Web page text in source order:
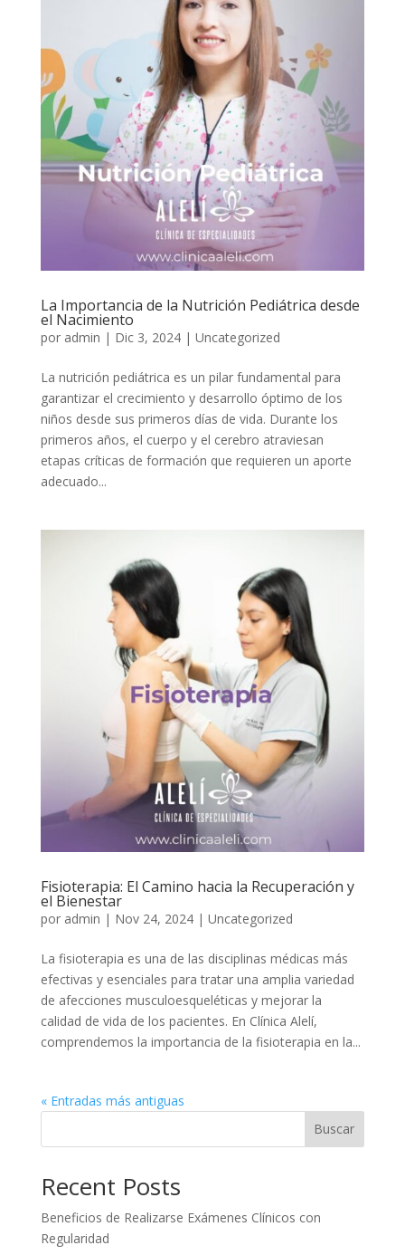
La Importancia de la Nutrición Pediátrica desde
el Nacimiento
por admin | Dic 3, 2024| Uncategorized
La nutrición pediátrica es un pilar fundamental para
garantizar el crecimiento y desarrollo óptimo de los
niños desde sus primeros días de vida. Durante los
primeros años, el cuerpo y el cerebro atraviesan
etapas críticas de formación que requieren un aporte
adecuado...
Fisioterapia: El Camino hacia la Recuperación y
el Bienestar
por admin | Nov 24, 2024| Uncategorized
La fisioterapia es una de las disciplinas médicas más
efectivas y esenciales para tratar una amplia variedad
de afecciones musculoesqueléticas y mejorar la
calidad de vida de los pacientes. En Clínica Alelí,
comprendemos la importancia de la fisioterapia en la...
« Entradas más antiguas
Buscar
Recent Posts
Beneficios de Realizarse Exámenes Clínicos con
Regularidad